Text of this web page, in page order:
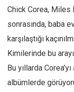
Chick Corea, Miles
sonrasında, baba
karşılaştığı
Kimilerinde bu
Bu yıllarda
albümlerde